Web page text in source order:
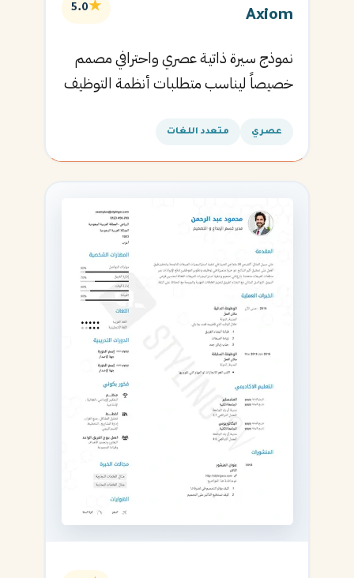
Axiom
★
5.0
نموذج سيرة ذاتية عصري واحترافي مصمم
خصيصاً ليناسب متطلبات أنظمة التوظيف
القادمة.
عصري متعدد اللغات